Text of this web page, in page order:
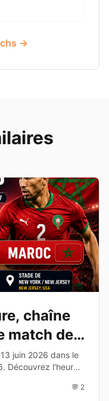
→
chaîne
match de
2026
juin 2026 dans le
Découvrez l'heure,
💬 2